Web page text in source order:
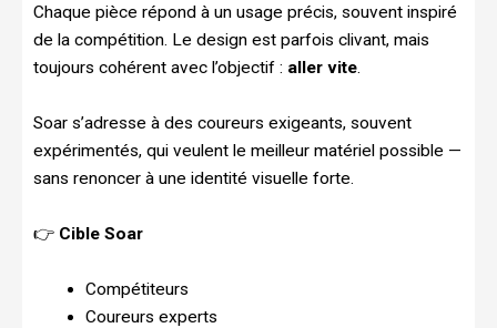
Chaque pièce répond à un usage précis, souvent inspiré
de la compétition. Le design est parfois clivant, mais
toujours cohérent avec l’objectif : aller vite.
Soar s’adresse à des coureurs exigeants, souvent
expérimentés, qui veulent le meilleur matériel possible —
sans renoncer à une identité visuelle forte.
👉 Cible Soar
Compétiteurs
Coureurs experts